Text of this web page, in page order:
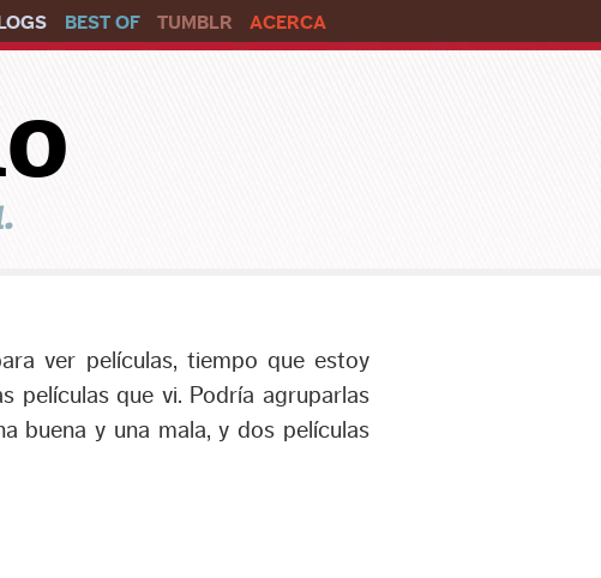
BEST OF TUMBLR ACERCA
ver películas, tiempo que estoy
películas que vi. Podría agruparlas
buena y una mala, y dos películas